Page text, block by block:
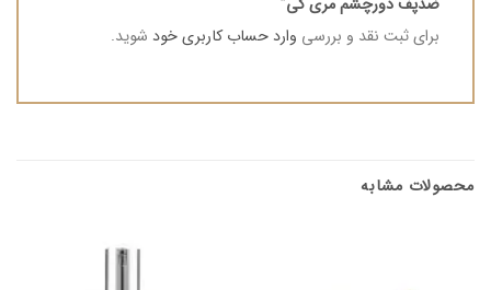
برای ثبت نقد و بررسی وارد حساب کاربری خود شوید.
محصولات مشابه